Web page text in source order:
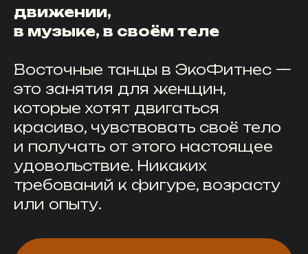
движении,
в музыке, в своём теле
Восточные танцы в ЭкоФитнес —
это занятия для женщин,
которые хотят двигаться
красиво, чувствовать своё тело
и получать от этого настоящее
удовольствие. Никаких
требований к фигуре, возрасту
или опыту.